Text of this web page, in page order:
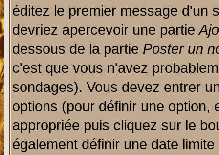
éditez le premier message d'un
devriez apercevoir une partie
dessous de la partie Poster un
c'est que vous n'avez
sondages). Vous devez entrer
options (pour définir une option,
appropriée puis cliquez sur le
également définir une date